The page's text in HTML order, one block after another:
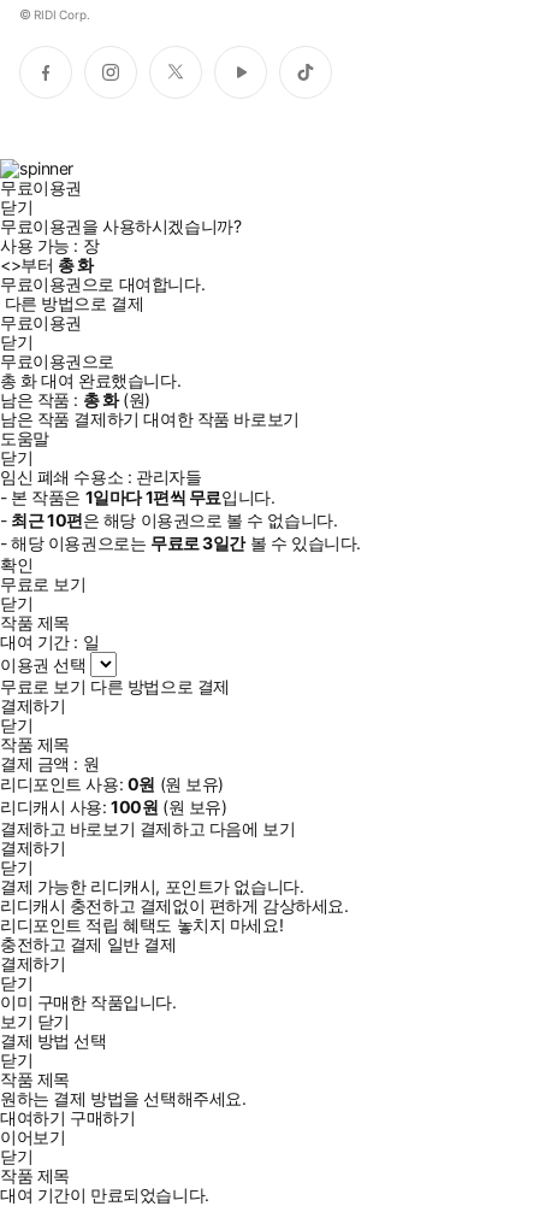
© RIDI Corp.
페
이
인
스
트
위
유
튜
틱
톡
무료이용권
닫기
무료이용권을 사용하시겠습니까?
사용 가능 : 장
<>부터 총화
무료이용권으로 대여합니다.
다른 방법으로 결제
무료이용권
닫기
무료이용권으로
총 화대여 완료했습니다.
남은 작품 : 총화(원)
남은 작품 결제하기 대여한 작품 바로보기
도움말
닫기
임신 폐쇄 수용소 : 관리자들
- 본 작품은 1일마다1편씩 무료입니다.
- 최근10편은 해당 이용권으로 볼 수 없습니다.
- 해당 이용권으로는 무료로3일간볼 수 있습니다.
확인
무료로 보기
닫기
작품 제목
대여 기간 : 일
이용권 선택
무료로 보기 다른 방법으로 결제
결제하기
닫기
작품 제목
결제 금액 : 원
리디포인트 사용: 0원 (원 보유)
리디캐시 사용:100원 (원 보유)
결제하고 바로보기 결제하고 다음에 보기
결제하기
닫기
결제 가능한 리디캐시, 포인트가 없습니다.
리디캐시 충전하고 결제없이 편하게 감상하세요.
리디포인트 적립 혜택도 놓치지 마세요!
충전하고 결제 일반 결제
결제하기
닫기
이미 구매한 작품입니다.
보기 닫기
결제 방법 선택
닫기
작품 제목
원하는 결제 방법을 선택해주세요.
대여하기 구매하기
이어보기
닫기
작품 제목
대여 기간이 만료되었습니다.